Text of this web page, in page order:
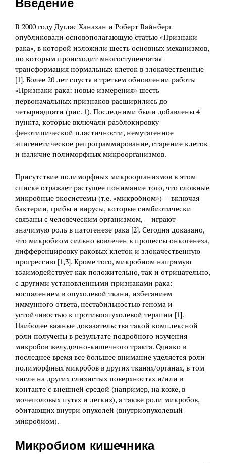
Введение
В 2000 году Дуглас Ханахан и Роберт Вайнберг
опубликовали основополагающую статью «Признаки
рака», в которой изложили шесть основных механизмов,
по которым происходит многоступенчатая
трансформация нормальных клеток в злокачественные
[1]. Более 20 лет спустя в третьем обновлении работы
«Признаки рака: новые измерения» шесть
первоначальных признаков расширились до
четырнадцати (рис. 1). Последними были добавлены 4
пункта, которые включали разблокировку
фенотипической пластичности, немутагенное
эпигенетическое репрограммирование, старение клеток
и наличие полиморфных микроорганизмов.
Присутствие полиморфных микроорганизмов в этом
списке отражает растущее понимание того, что сложные
микробные экосистемы (т.е. «микробиом») — включая
бактерии, грибы и вирусы, которые симбиотически
связаны с человеческим организмом, — играют
значимую роль в патогенезе рака [2]. Сегодня доказано,
что микробиом сильно вовлечен в процессы онкогенеза,
дифференцировку раковых клеток и злокачественную
прогрессию [1,3]. Кроме того, микробиом напрямую
взаимодействует как положительно, так и отрицательно,
с другими установленными признаками рака:
воспалением в опухолевой ткани, избеганием
иммунного ответа, нестабильностью генома и
устойчивостью к противоопухолевой терапии [1].
Наиболее важные доказательства такой комплексной
роли получены в результате подробного изучения
микробов желудочно-кишечного тракта. Однако в
последнее время все большее внимание уделяется роли
полиморфных микробов в других тканях/органах, в том
числе на других слизистых поверхностях и/или в
контакте с внешней средой (например, на коже, в
мочеполовых путях и легких), а также роли микробов,
обитающих внутри опухолей (внутриопухолевый
микробиом).
Микробиом кишечника